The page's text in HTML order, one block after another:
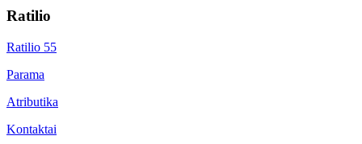
Ratilio
Ratilio 55
Parama
Atributika
Kontaktai